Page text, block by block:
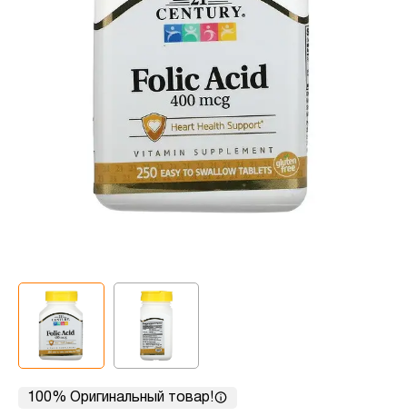
100% Оригинальный товар!